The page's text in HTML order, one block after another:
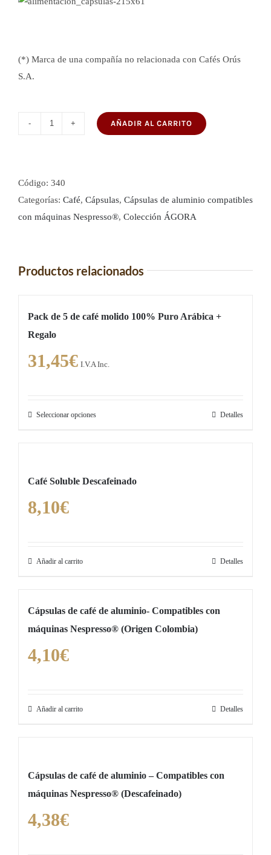
(*) Marca de una compañía no relacionada con Cafés Orús
S.A.
de
aluminio-
Compatibles
Nespresso®
AÑADIR AL CARRITO
Código: 340
Categorías: Café, Cápsulas, Cápsulas de aluminio compatibles
con máquinas Nespresso®, Colección ÁGORA
Productos relacionados
Pack de 5 de café molido 100% Puro Arábica +
Regalo
31,45€ I.V.A Inc.
Seleccionar opcionesEste
variantes.
Detalles
Café Soluble Descafeinado
8,10€
Añadir al carrito Detalles
Cápsulas de café de aluminio- Compatibles con
máquinas Nespresso® (Origen Colombia)
4,10€
Añadir al carrito Detalles
Cápsulas de café de aluminio – Compatibles con
máquinas Nespresso® (Descafeinado)
4,38€